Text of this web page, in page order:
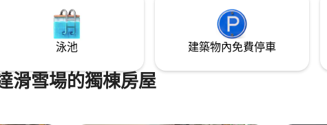
泳池 建築物內免費停車
滑雪場的獨棟房屋